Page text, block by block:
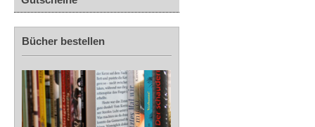
Bücher bestellen